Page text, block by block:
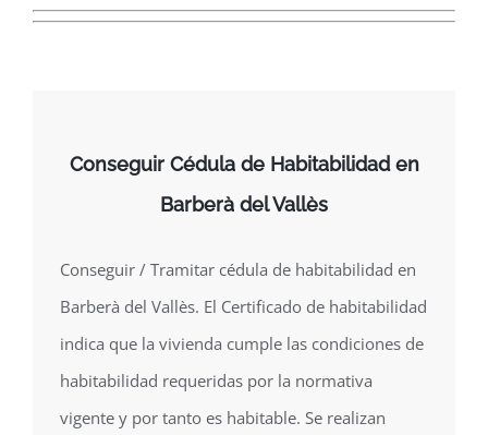
Conseguir Cédula de Habitabilidad en
Barberà del Vallès
Conseguir / Tramitar cédula de habitabilidad en
Barberà del Vallès. El Certificado de habitabilidad
indica que la vivienda cumple las condiciones de
habitabilidad requeridas por la normativa
vigente y por tanto es habitable. Se realizan